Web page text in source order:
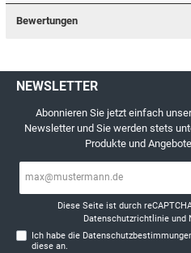
Bewertungen
NEWSLETTER
Abonnieren Sie jetzt einfach
Newsletter und Sie werden stets
Produkte und
Diese Seite ist durch
Datenschutzrichtlinieund
Ich habe die
diese an.